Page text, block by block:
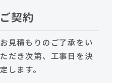
ご契約
お見積もりのご了承をい
ただき次第、工事日を決
定します。